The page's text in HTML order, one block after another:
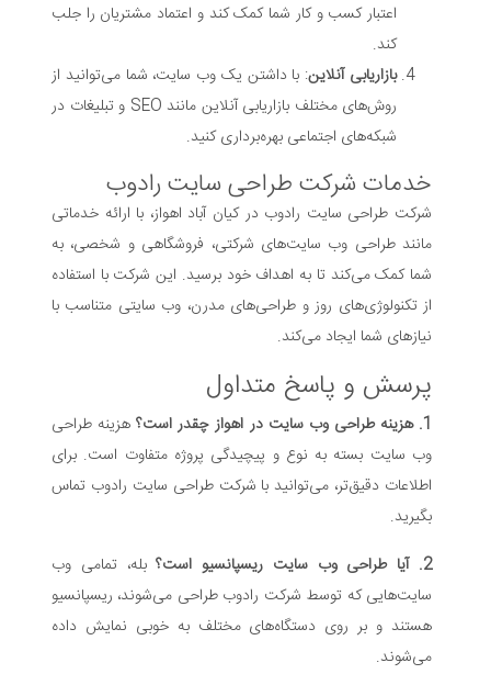
اعتبار کسب و کار شما کمک کند و اعتماد مشتریان را جلب
بازاریابی آنلاین: با داشتن یک وب سایت، شما می‌توانید از
روش‌های مختلف بازاریابی آنلاین مانند SEO و تبلیغات در
شبکه‌های اجتماعی بهره‌برداری کنید.
خدمات شرکت طراحی سایت رادوب
شرکت طراحی سایت رادوب در کیان آباد اهواز، با ارائه خدماتی
مانند طراحی وب سایت‌های شرکتی، فروشگاهی و شخصی، به
شما کمک می‌کند تا به اهداف خود برسید. این شرکت با استفاده
از تکنولوژی‌های روز و طراحی‌های مدرن، وب سایتی متناسب با
نیازهای شما ایجاد می‌کند.
پرسش و پاسخ متداول
هزینه طراحی
وب سایت بسته به نوع و پیچیدگی پروژه متفاوت است. برای
اطلاعات دقیق‌تر، می‌توانید با شرکت طراحی سایت رادوب تماس
بگیرید.
بله، تمامی وب
سایت‌هایی که توسط شرکت رادوب طراحی می‌شوند، ریسپانسیو
هستند و بر روی دستگاه‌های مختلف به خوبی نمایش داده
می‌شوند.